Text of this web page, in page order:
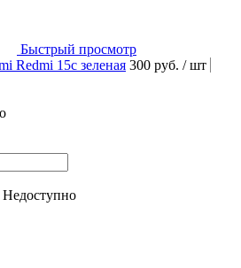
Быстрый просмотр
Redmi 15c зеленая 300 руб. / шт
Недоступно